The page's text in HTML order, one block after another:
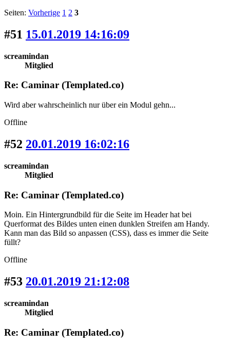
Seiten: Vorherige 1 2 3
#51 15.01.2019 14:16:09
screamindan
Mitglied
Re: Caminar (Templated.co)
Wird aber wahrscheinlich nur über ein Modul gehn...
Offline
#52 20.01.2019 16:02:16
screamindan
Mitglied
Re: Caminar (Templated.co)
Moin. Ein Hintergrundbild für die Seite im Header hat bei
Querformat des Bildes unten einen dunklen Streifen am Handy.
Kann man das Bild so anpassen (CSS), dass es immer die Seite
füllt?
Offline
#53 20.01.2019 21:12:08
screamindan
Mitglied
Re: Caminar (Templated.co)